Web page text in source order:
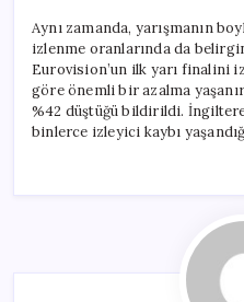
Aynı zamanda, yarışmanın
izlenme oranlarında da
Eurovision’un ilk yarı finalini
göre önemli bir azalma
%42 düştüğü bildirildi.
binlerce izleyici kaybı